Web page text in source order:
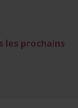
les prochains